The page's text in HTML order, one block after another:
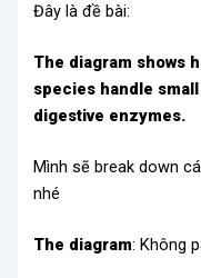
Đây là đề bài:
The diagram shows
species handle
digestive enzymes.
Mình sẽ break down
nhé
The diagram: Không